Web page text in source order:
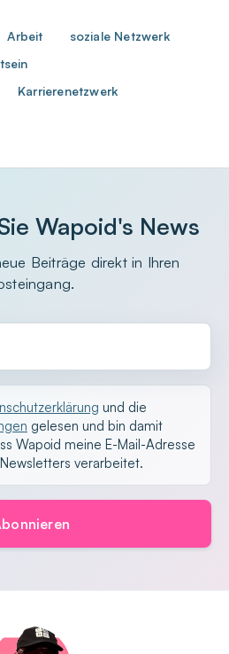
Arbeit
soziale Netzwerk
Karrierenetzwerk
Wapoid's News
Beiträge direkt in Ihren
und die
gelesen und bin damit
Wapoid meine E-Mail-Adresse
verarbeitet.